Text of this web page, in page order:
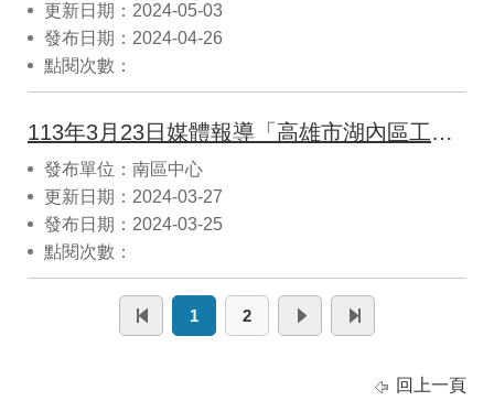
更新日期：2024-05-03
發布日期：2024-04-26
點閱次數：
113年3月23日媒體報導「高雄市湖內區工廠水蒸氣爆炸，導致2人死亡、6人輕重傷」。
發布單位：南區中心
更新日期：2024-03-27
發布日期：2024-03-25
點閱次數：
1 2
回上一頁